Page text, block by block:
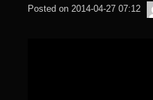
Posted on 2014-04-27 07:12